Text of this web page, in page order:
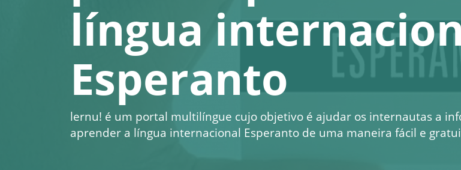
língua
Esperanto
lernu! é um portal multilíngue cujo objetivo é ajudar os internautas a
aprender a língua internacional Esperanto de uma maneira fácil e